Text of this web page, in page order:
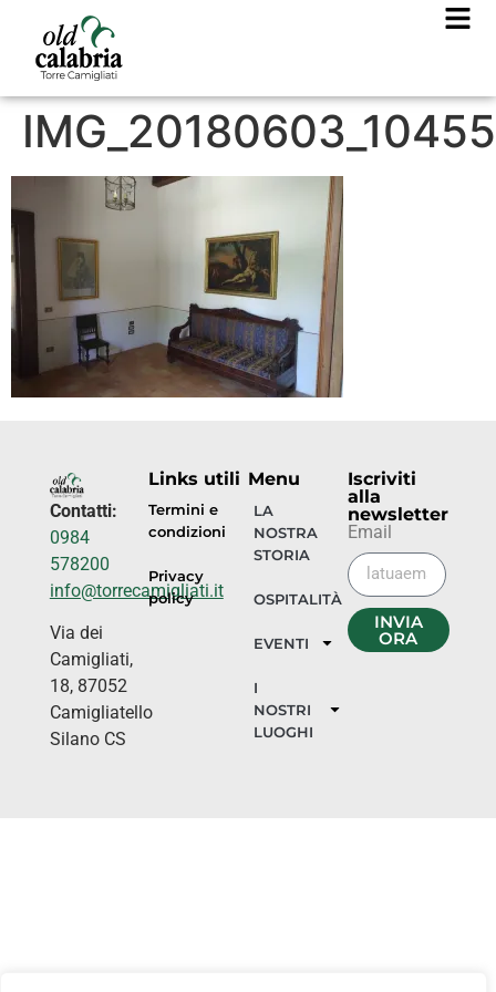
Contatti:
0984
578200
info@torrecamigliati.it
Via dei
Camigliati,
18, 87052
Camigliatello
Silano CS
Links utili
Termini e
condizioni
Privacy
policy
Menu
LA
NOSTRA
STORIA
OSPITALITÀ
EVENTI
I
NOSTRI
LUOGHI
Iscriviti
alla
newsletter
Email
INVIA
ORA